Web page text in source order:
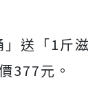
送「1斤滋
377元。